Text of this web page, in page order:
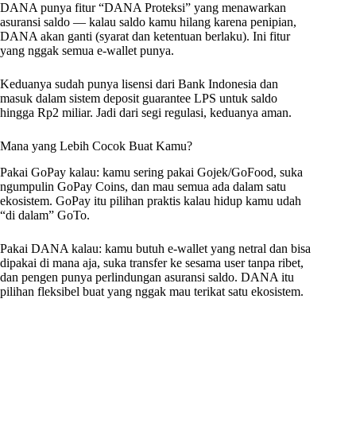
DANA punya fitur “DANA Proteksi” yang menawarkan
asuransi saldo — kalau saldo kamu hilang karena penipian,
DANA akan ganti (syarat dan ketentuan berlaku). Ini fitur
yang nggak semua e-wallet punya.
Keduanya sudah punya lisensi dari Bank Indonesia dan
masuk dalam sistem deposit guarantee LPS untuk saldo
hingga Rp2 miliar. Jadi dari segi regulasi, keduanya aman.
Mana yang Lebih Cocok Buat Kamu?
Pakai GoPay kalau: kamu sering pakai Gojek/GoFood, suka
ngumpulin GoPay Coins, dan mau semua ada dalam satu
ekosistem. GoPay itu pilihan praktis kalau hidup kamu udah
“di dalam” GoTo.
Pakai DANA kalau: kamu butuh e-wallet yang netral dan bisa
dipakai di mana aja, suka transfer ke sesama user tanpa ribet,
dan pengen punya perlindungan asuransi saldo. DANA itu
pilihan fleksibel buat yang nggak mau terikat satu ekosistem.